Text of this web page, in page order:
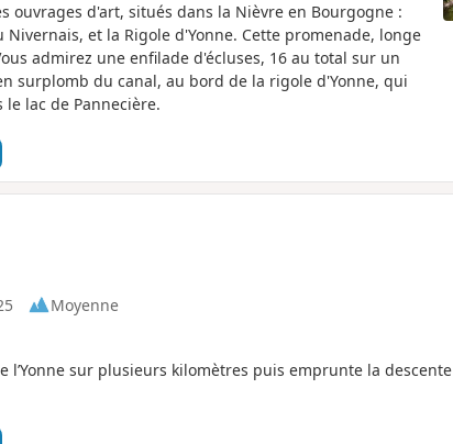
ouvrages d'art, situés dans la Nièvre en Bourgogne :
et la Rigole d'Yonne. Cette promenade, longe
admirez une enfilade d'écluses, 16 au total sur un
surplomb du canal, au bord de la rigole d'Yonne, qui
lac de Pannecière.
Moyenne
l’Yonne sur plusieurs kilomètres puis emprunte la descente